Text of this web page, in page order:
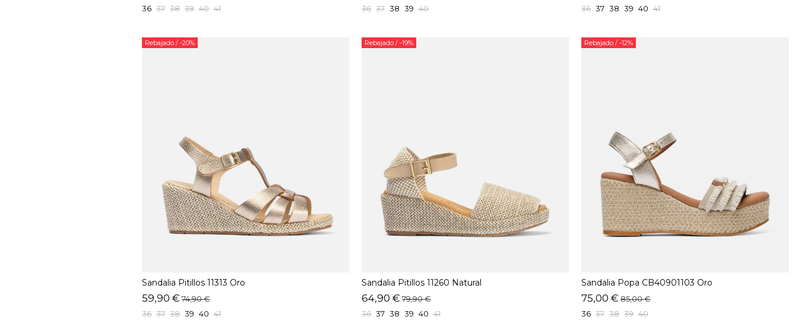
36 37 38 39 40 41
36 37 38 39 40
36 37 38 39 40 41
Rebajado / -20%
Sandalia Pitillos 11313 Oro
59,90 € 74,90 €
36 37 38 39 40 41
Rebajado / -19%
Sandalia Pitillos 11260 Natural
64,90 € 79,90 €
36 37 38 39 40 41
Rebajado / -12%
Sandalia Popa CB40901103 Oro
75,00 € 85,00 €
36 37 38 39 40